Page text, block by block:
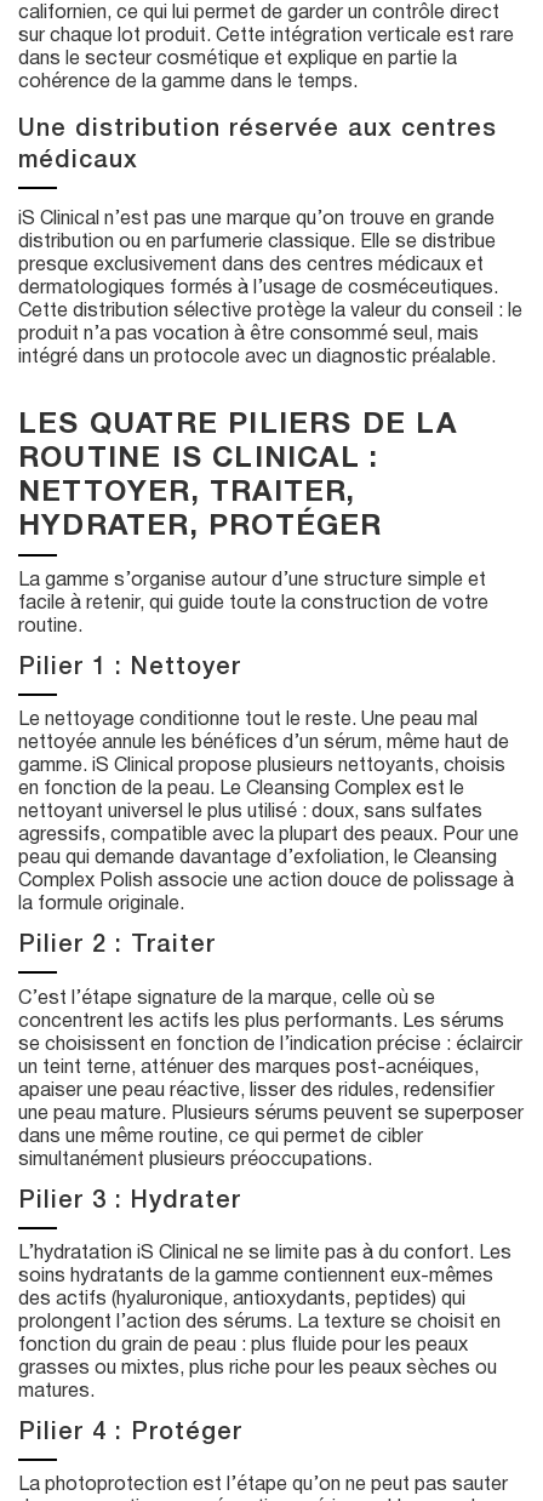
californien, ce qui lui permet de garder un contrôle direct
sur chaque lot produit. Cette intégration verticale est rare
dans le secteur cosmétique et explique en partie la
cohérence de la gamme dans le temps.
Une distribution réservée aux centres
médicaux
iS Clinical n’est pas une marque qu’on trouve en grande
distribution ou en parfumerie classique. Elle se distribue
presque exclusivement dans des centres médicaux et
dermatologiques formés à l’usage de cosméceutiques.
Cette distribution sélective protège la valeur du conseil : le
produit n’a pas vocation à être consommé seul, mais
intégré dans un protocole avec un diagnostic préalable.
LES QUATRE PILIERS DE LA
ROUTINE IS CLINICAL :
NETTOYER, TRAITER,
HYDRATER, PROTÉGER
La gamme s’organise autour d’une structure simple et
facile à retenir, qui guide toute la construction de votre
routine.
Pilier 1 : Nettoyer
Le nettoyage conditionne tout le reste. Une peau mal
nettoyée annule les bénéfices d’un sérum, même haut de
gamme. iS Clinical propose plusieurs nettoyants, choisis
en fonction de la peau. Le Cleansing Complex est le
nettoyant universel le plus utilisé : doux, sans sulfates
agressifs, compatible avec la plupart des peaux. Pour une
peau qui demande davantage d’exfoliation, le Cleansing
Complex Polish associe une action douce de polissage à
la formule originale.
Pilier 2 : Traiter
C’est l’étape signature de la marque, celle où se
concentrent les actifs les plus performants. Les sérums
se choisissent en fonction de l’indication précise : éclaircir
un teint terne, atténuer des marques post-acnéiques,
apaiser une peau réactive, lisser des ridules, redensifier
une peau mature. Plusieurs sérums peuvent se superposer
dans une même routine, ce qui permet de cibler
simultanément plusieurs préoccupations.
Pilier 3 : Hydrater
L’hydratation iS Clinical ne se limite pas à du confort. Les
soins hydratants de la gamme contiennent eux-mêmes
des actifs (hyaluronique, antioxydants, peptides) qui
prolongent l’action des sérums. La texture se choisit en
fonction du grain de peau : plus fluide pour les peaux
grasses ou mixtes, plus riche pour les peaux sèches ou
matures.
Pilier 4 : Protéger
La photoprotection est l’étape qu’on ne peut pas sauter